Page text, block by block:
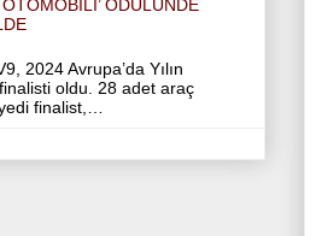
ÖDÜLÜNDE
2024 Avrupa’da Yılın
oldu. 28 adet araç
finalist,…